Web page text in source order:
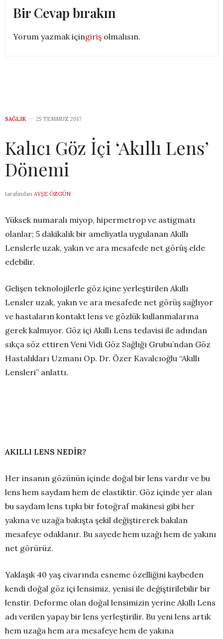
Bir Cevap bırakın
Yorum yazmak içingiriş olmalısın.
SAĞLIK 25 TEMMUZ 2017
Kalıcı Göz İçi ‘Akıllı Lens’
Dönemi
tarafından AYŞE ÖZGÜN
Yüksek numaralı miyop, hipermetrop ve astigmatı
olanlar; 5 dakikalık bir ameliyatla uygulanan Akıllı
Lenslerle uzak, yakın ve ara mesafede net görüş elde
edebilir.
Gelişen teknolojilerle göz içine yerleştirilen Akıllı
Lensler uzak, yakın ve ara mesafede net görüş sağlıyor
ve hastaların kontakt lens ve gözlük kullanmalarına
gerek kalmıyor. Göz içi Akıllı Lens tedavisi ile adından
sıkça söz ettiren Veni Vidi Göz Sağlığı Grubu’ndan Göz
Hastalıkları Uzmanı Op. Dr. Özer Kavalcıoğlu “Akıllı
Lensleri” anlattı.
AKILLI LENS NEDİR?
Her insanın gözünün içinde doğal bir lens vardır ve bu
lens hem saydam hem de elastiktir. Göz içinde yer alan
bu saydam lens tıpkı bir fotoğraf makinesi gibi her
yakına ve uzağa bakışta şekil değiştirerek bakılan
mesafeye odaklanır. Bu sayede hem uzağı hem de yakını
net görürüz.
Yaklaşık 40 yaş civarında esneme özelliğini kaybeden
kendi doğal göz içi lensimiz, yenisi ile değiştirilebilir bir
lenstir. Deforme olan doğal lensimizin yerine Akıllı Lens
adı verilen yapay bir lens yerleştirilir. Bu yeni lens artık
hem uzağa hem ara mesafeye hem de yakına